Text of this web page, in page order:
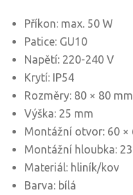
Příkon: max. 50 W
Patice: GU10
Napětí: 220-240 V
Krytí: IP54
Rozměry: 80 × 80 mm
Výška: 25 mm
Montážní otvor: 60 ×
Montážní hloubka:
Materiál: hliník/kov
Barva: bílá